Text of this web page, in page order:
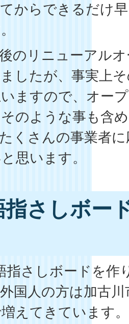
からできるだけ
のリニューアル
したが、事実上
ますので、オー
のような事も含
くさんの事業者
思います。
指さしボー
指さしボードを作
国人の方は加古
えてきています